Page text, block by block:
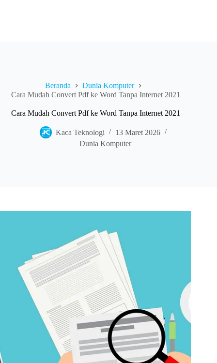
Beranda
Dunia Komputer
Cara Mudah Convert Pdf ke Word Tanpa Internet 2021
Cara Mudah Convert Pdf ke Word Tanpa Internet 2021
Kaca Teknologi
13 Maret 2026
Dunia Komputer